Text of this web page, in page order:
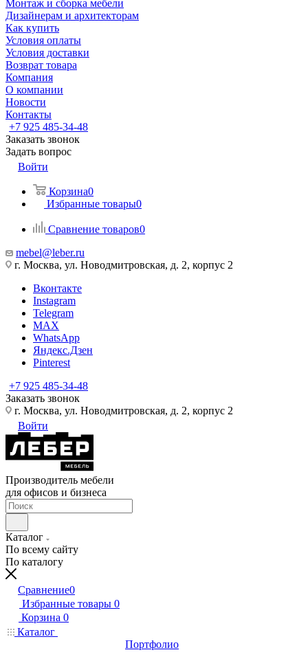
Монтаж и сборка мебели
Дизайнерам и архитекторам
Как купить
Условия оплаты
Условия доставки
Возврат товара
Компания
О компании
Новости
Контакты
+7 925 485-34-48
Заказать звонок
Задать вопрос
Войти
Корзина0
Избранные товары0
Сравнение товаров0
mebel@leber.ru
г. Москва, ул. Новодмитровская, д. 2, корпус 2
Вконтакте
Instagram
Telegram
MAX
WhatsApp
Яндекс.Дзен
Pinterest
+7 925 485-34-48
Заказать звонок
г. Москва, ул. Новодмитровская, д. 2, корпус 2
Войти
Производитель мебели
для офисов и бизнеса
Каталог
По всему сайту
По каталогу
Сравнение0
Избранные товары 0
Корзина 0
Каталог
Портфолио